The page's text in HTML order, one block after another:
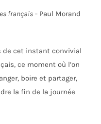
français – Paul Morand
de cet instant convivial
ce moment où l’on
boire et partager,
la fin de la journée